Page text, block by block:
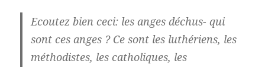
Ecoutez bien ceci: les anges déchus- qui
sont ces anges ? Ce sont les luthériens, les
méthodistes, les catholiques, les